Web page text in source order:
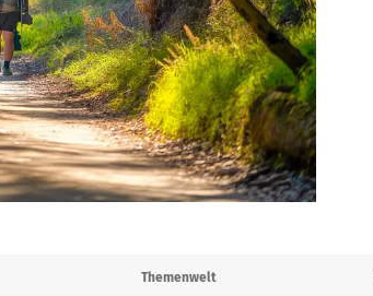
Themenwelt